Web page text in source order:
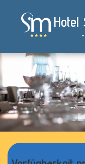
Inhalt
springen
Hotel